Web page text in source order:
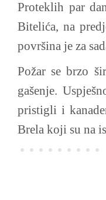
Proteklih par
Bitelića, na
površina je za
Požar se brzo
gašenje.
pristigli i
Brela koji su na